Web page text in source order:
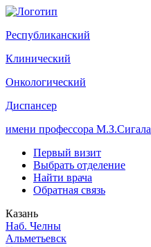
Республиканский
Клинический
Онкологический
Диспансер
имени профессора М.З.Сигала
Первый визит
Выбрать отделение
Найти врача
Обратная связь
Казань
Наб. Челны
Альметьевск